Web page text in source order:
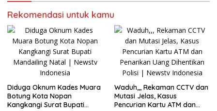
dan Istiqamah
Rekomendasi untuk kamu
Diduga Oknum Kades Muara
Botung Kota Nopan
Kangkangi Surat Bupati
Waduh,,, Rekaman CCTV dan
Mutasi Jelas, Kasus
Pencurian Kartu ATM dan